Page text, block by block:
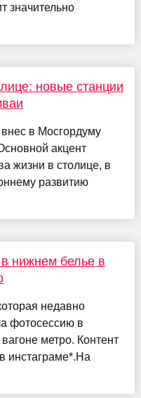
значительно
новые станции
в Мосгордуму
акцент
жизни в столице, в
развитию
нижнем белье в
недавно
фотосессию в
метро. Контент
инстаграме*.На